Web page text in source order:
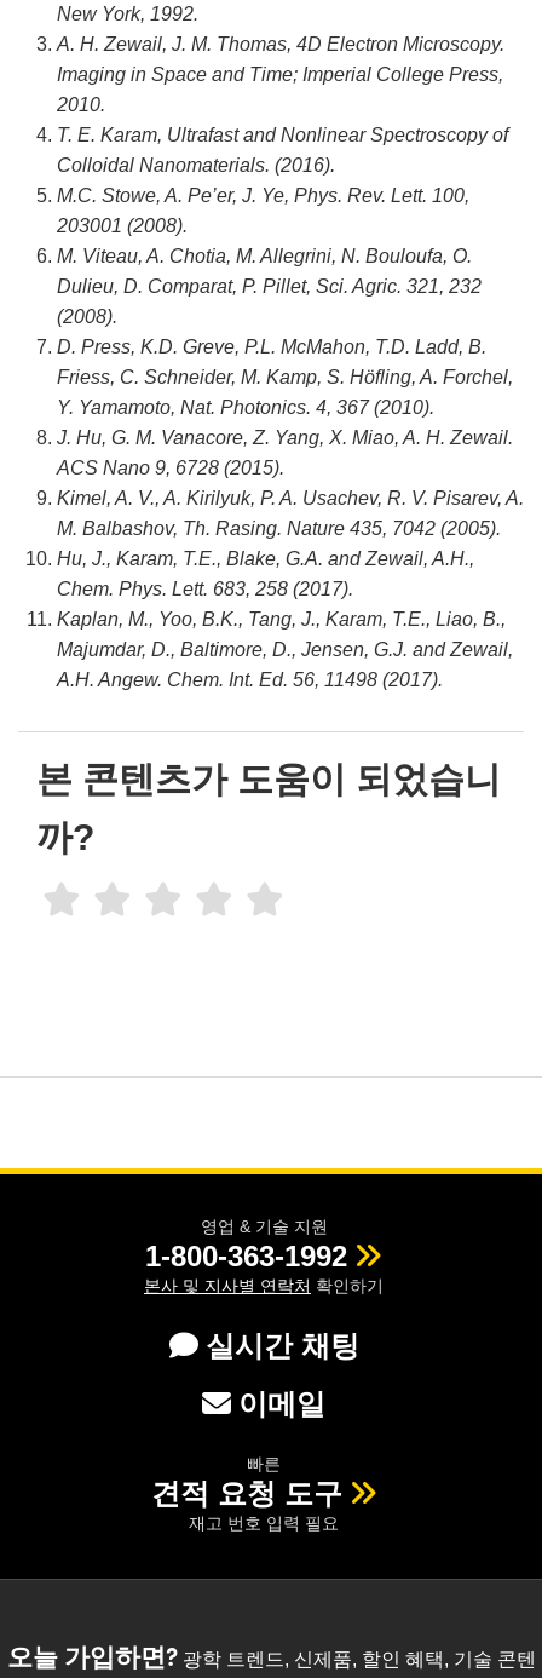
New York, 1992.
A. H. Zewail, J. M. Thomas, 4D Electron Microscopy.
Imaging in Space and Time; Imperial College Press,
2010.
T. E. Karam, Ultrafast and Nonlinear Spectroscopy of
Colloidal Nanomaterials. (2016).
M.C. Stowe, A. Pe’er, J. Ye, Phys. Rev. Lett. 100,
203001 (2008).
M. Viteau, A. Chotia, M. Allegrini, N. Bouloufa, O.
Dulieu, D. Comparat, P. Pillet, Sci. Agric. 321, 232
(2008).
D. Press, K.D. Greve, P.L. McMahon, T.D. Ladd, B.
Friess, C. Schneider, M. Kamp, S. Höfling, A. Forchel,
Y. Yamamoto, Nat. Photonics. 4, 367 (2010).
J. Hu, G. M. Vanacore, Z. Yang, X. Miao, A. H. Zewail.
ACS Nano 9, 6728 (2015).
Kimel, A. V., A. Kirilyuk, P. A. Usachev, R. V. Pisarev, A.
M. Balbashov, Th. Rasing. Nature 435, 7042 (2005).
Hu, J., Karam, T.E., Blake, G.A. and Zewail, A.H.,
Chem. Phys. Lett. 683, 258 (2017).
Kaplan, M., Yoo, B.K., Tang, J., Karam, T.E., Liao, B.,
Majumdar, D., Baltimore, D., Jensen, G.J. and Zewail,
A.H. Angew. Chem. Int. Ed. 56, 11498 (2017).
본 콘텐츠가 도움이 되었습니
까?
영업 & 기술 지원
1-800-363-1992
본사 및 지사별 연락처 확인하기
실시간 채팅
이메일
빠른
견적 요청 도구
재고 번호 입력 필요
오늘 가입하면?광학 트렌드, 신제품, 할인 혜택, 기술 콘텐